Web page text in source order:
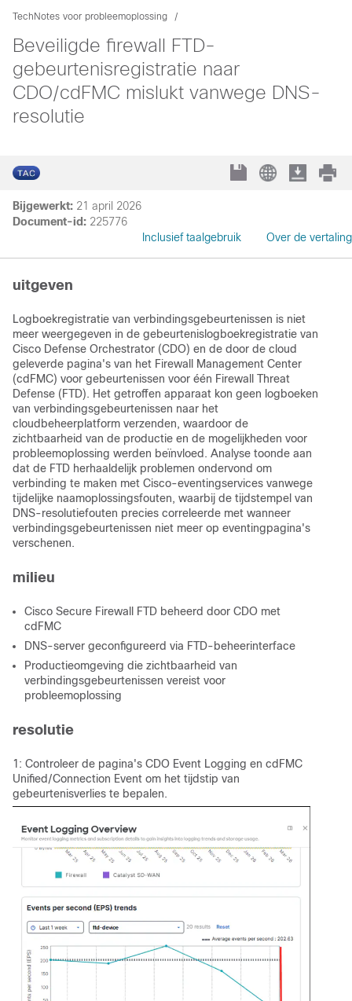
TechNotes voor probleemoplossing
Beveiligde firewall FTD-
gebeurtenisregistratie naar
CDO/cdFMC mislukt vanwege DNS-
resolutie
Bijgewerkt: 21 april 2026
Document-id: 225776
Inclusief taalgebruik
Over de vertaling
uitgeven
Logboekregistratie van verbindingsgebeurtenissen is niet
meer weergegeven in de gebeurtenislogboekregistratie van
Cisco Defense Orchestrator (CDO) en de door de cloud
geleverde pagina's van het Firewall Management Center
(cdFMC) voor gebeurtenissen voor één Firewall Threat
Defense (FTD). Het getroffen apparaat kon geen logboeken
van verbindingsgebeurtenissen naar het
cloudbeheerplatform verzenden, waardoor de
zichtbaarheid van de productie en de mogelijkheden voor
probleemoplossing werden beïnvloed. Analyse toonde aan
dat de FTD herhaaldelijk problemen ondervond om
verbinding te maken met Cisco-eventingservices vanwege
tijdelijke naamoplossingsfouten, waarbij de tijdstempel van
DNS-resolutiefouten precies correleerde met wanneer
verbindingsgebeurtenissen niet meer op eventingpagina's
verschenen.
milieu
Cisco Secure Firewall FTD beheerd door CDO met
cdFMC
DNS-server geconfigureerd via FTD-beheerinterface
Productieomgeving die zichtbaarheid van
verbindingsgebeurtenissen vereist voor
probleemoplossing
resolutie
1: Controleer de pagina's CDO Event Logging en cdFMC
Unified/Connection Event om het tijdstip van
gebeurtenisverlies te bepalen.